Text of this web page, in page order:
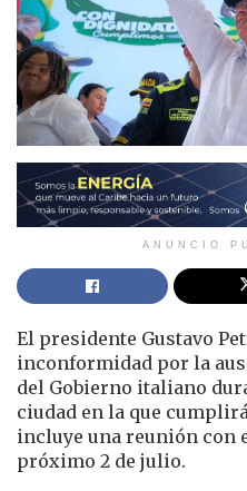
ANUNCIO
El presidente Gustavo
inconformidad por la
del Gobierno italiano
ciudad en la que
incluye una reunión con
próximo 2 de julio.